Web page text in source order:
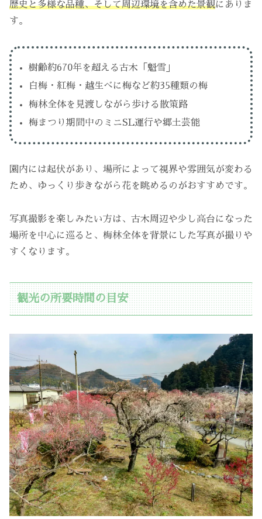
歴史と多様な品種、そして周辺環境を含めた景観にありま
す。
樹齢約670年を超える古木「魁雪」
白梅・紅梅・越生べに梅など約35種類の梅
梅林全体を見渡しながら歩ける散策路
梅まつり期間中のミニSL運行や郷土芸能
園内には起伏があり、場所によって視界や雰囲気が変わる
ため、ゆっくり歩きながら花を眺めるのがおすすめです。
写真撮影を楽しみたい方は、古木周辺や少し高台になった
場所を中心に巡ると、梅林全体を背景にした写真が撮りや
すくなります。
観光の所要時間の目安